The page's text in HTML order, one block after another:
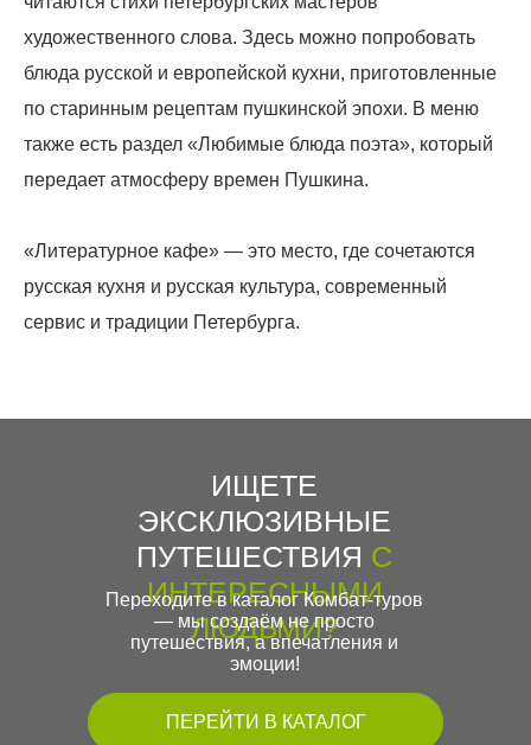
художественного слова. Здесь можно попробовать
блюда русской и европейской кухни, приготовленные
по старинным рецептам пушкинской эпохи. В меню
также есть раздел «Любимые блюда поэта», который
передает атмосферу времен Пушкина.
«Литературное кафе» — это место, где сочетаются
русская кухня и русская культура, современный
сервис и традиции Петербурга.
ИЩЕТЕ
ЭКСКЛЮЗИВНЫЕ
ПУТЕШЕСТВИЯ С
ИНТЕРЕСНЫМИ
ЛЮДЬМИ?
Переходите в каталог Комбат-туров
— мы создаём не просто
путешествия, а впечатления и
эмоции!
ПЕРЕЙТИ В КАТАЛОГ